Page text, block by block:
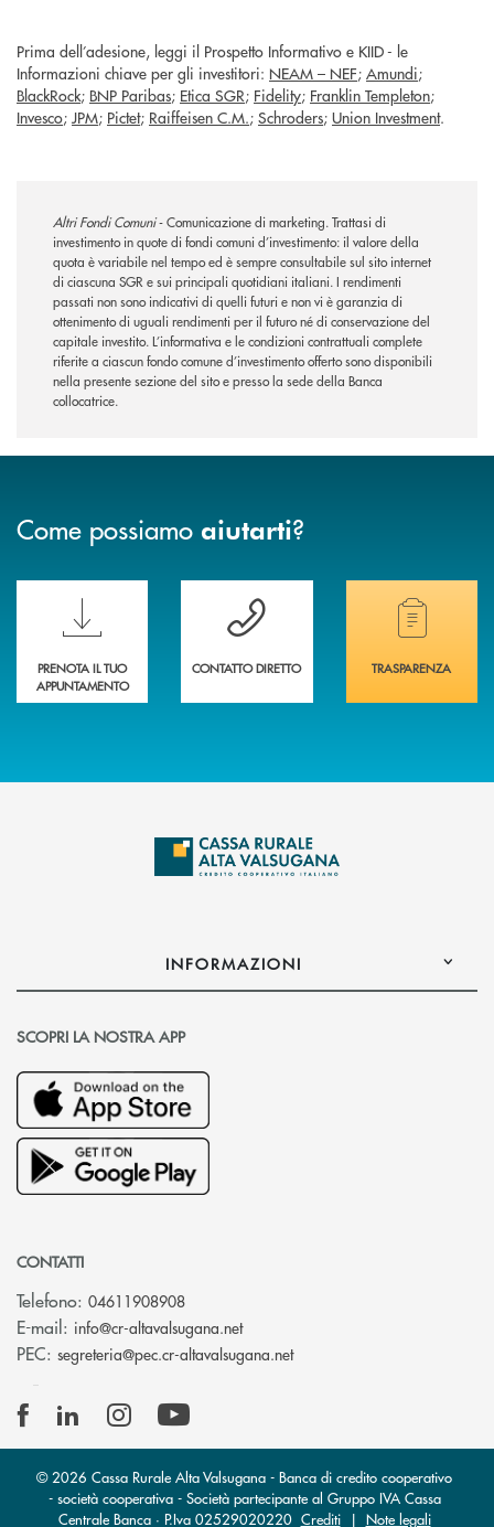
Prima dell’adesione, leggi il Prospetto Informativo e KIID - le
Informazioni chiave per gli investitori: NEAM – NEF; Amundi;
BlackRock; BNP Paribas; Etica SGR; Fidelity; Franklin Templeton;
Invesco; JPM; Pictet; Raiffeisen C.M.; Schroders; Union Investment.
Altri Fondi Comuni- Comunicazione di marketing. Trattasi di
investimento in quote di fondi comuni d’investimento: il valore della
quota è variabile nel tempo ed è sempre consultabile sul sito internet
di ciascuna SGR e sui principali quotidiani italiani. I rendimenti
passati non sono indicativi di quelli futuri e non vi è garanzia di
ottenimento di uguali rendimenti per il futuro né di conservazione del
capitale investito. L’informativa e le condizioni contrattuali complete
riferite a ciascun fondo comune d’investimento offerto sono disponibili
nella presente sezione del sito e presso la sede della Banca
collocatrice.
Come possiamo aiutarti?
Scopri le funzionalità della nuova PRENOTA BANCA
PRENOTA IL TUO
APPUNTAMENTO
Hai bisogno di assistenza immediata?
CONTATTO DIRETTO
Hai bisogno di
TRASPARENZA
INFORMAZIONI
SCOPRI LA NOSTRA APP
CONTATTI
Telefono: 04611908908
E-mail: info@cr-altavalsugana.net(si apre l’app di posta
PEC: segreteria@pec.cr-altavalsugana.net(si apre l’app di posta
© 2026 Cassa Rurale Alta Valsugana - Banca di credito cooperativo
- società cooperativa - Società partecipante al Gruppo IVA Cassa
Centrale Banca · P.Iva 02529020220 Crediti| Note legali